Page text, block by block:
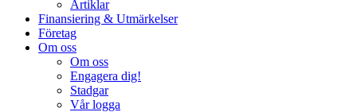
Artiklar
Finansiering & Utmärkelser
Företag
Om oss
Om oss
Engagera dig!
Stadgar
Vår logga